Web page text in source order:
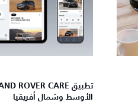
الأوسط وشمال أفريقيا